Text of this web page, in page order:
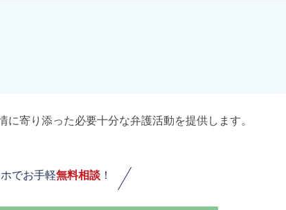
寄り添った必要十分な弁護活動を提供します。
でお手軽無料相談 ！